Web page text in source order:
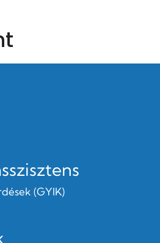
(GYIK)